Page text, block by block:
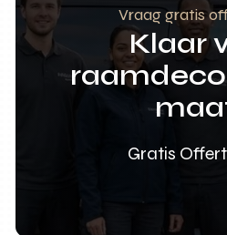
Vraag gratis
Klaar
Gratis